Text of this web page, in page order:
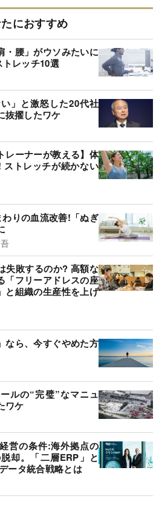
におすすめ
・腰」がウソみたいに
レッチ10選
」と激怒した20代社
抜擢したワケ
レーナーが教える】体
トレッチが続かない
りの血流改善!「ぬぎ
失敗するのか? 高額な
「フリーアドレスの座
と組織の生産性を上げ
なら、今すぐやめた方
ルの“完璧”なマニュ
ワケ
営の条件:海外拠点の
却。「二層ERP」と
ータ統合戦略とは